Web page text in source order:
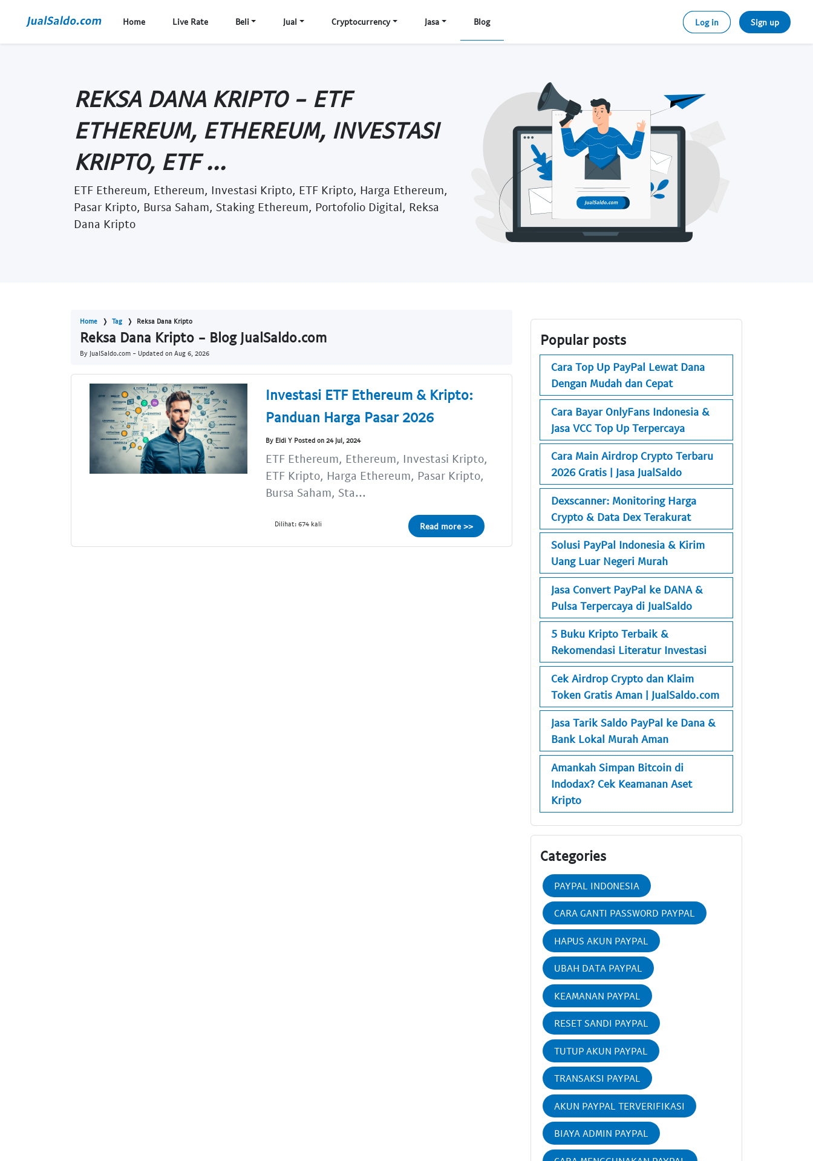
Home Live Rate Beli Jual Cryptocurrency Jasa Blog Log in Sign up
REKSA DANA KRIPTO - ETF
ETHEREUM, ETHEREUM, INVESTASI
KRIPTO, ETF ...
ETF Ethereum, Ethereum, Investasi Kripto, ETF Kripto, Harga Ethereum,
Pasar Kripto, Bursa Saham, Staking Ethereum, Portofolio Digital, Reksa
Dana Kripto
Home Tag Reksa Dana Kripto
Reksa Dana Kripto - Blog JualSaldo.com
By JualSaldo.com - Updated on Aug 6, 2026
Investasi ETF Ethereum & Kripto:
Panduan Harga Pasar 2026
By Eldi Y Posted on 24 Jul, 2024
ETF Ethereum, Ethereum, Investasi Kripto,
ETF Kripto, Harga Ethereum, Pasar Kripto,
Bursa Saham, Sta...
Dilihat: 674 kali Read more >>
Popular posts
Cara Top Up PayPal Lewat Dana
Dengan Mudah dan Cepat
Cara Bayar OnlyFans Indonesia &
Jasa VCC Top Up Terpercaya
Cara Main Airdrop Crypto Terbaru
2026 Gratis | Jasa JualSaldo
Dexscanner: Monitoring Harga
Crypto & Data Dex Terakurat
Solusi PayPal Indonesia & Kirim
Uang Luar Negeri Murah
Jasa Convert PayPal ke DANA &
Pulsa Terpercaya di JualSaldo
5 Buku Kripto Terbaik &
Rekomendasi Literatur Investasi
Cek Airdrop Crypto dan Klaim
Token Gratis Aman | JualSaldo.com
Jasa Tarik Saldo PayPal ke Dana &
Bank Lokal Murah Aman
Amankah Simpan Bitcoin di
Indodax? Cek Keamanan Aset
Kripto
Categories
PAYPAL INDONESIA
CARA GANTI PASSWORD PAYPAL
HAPUS AKUN PAYPAL
UBAH DATA PAYPAL
KEAMANAN PAYPAL
RESET SANDI PAYPAL
TUTUP AKUN PAYPAL
TRANSAKSI PAYPAL
AKUN PAYPAL TERVERIFIKASI
BIAYA ADMIN PAYPAL